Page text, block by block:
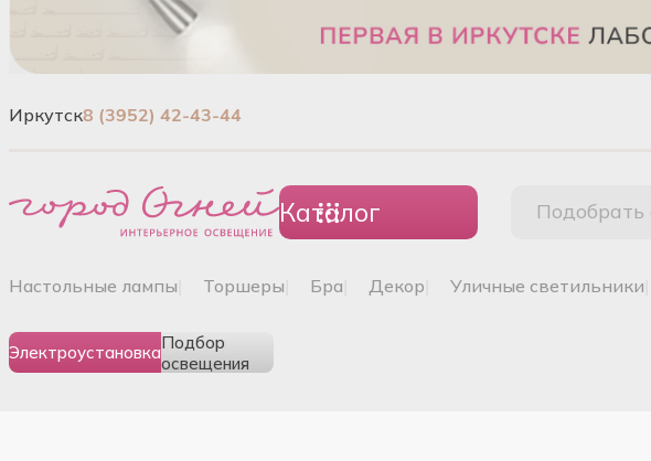
Иркутск8 (3952) 42-43-44
Каталог Подобрать
настольные лампы торшеры бра декор уличные светильники
ЭлектроустановкаПодбор
освещения